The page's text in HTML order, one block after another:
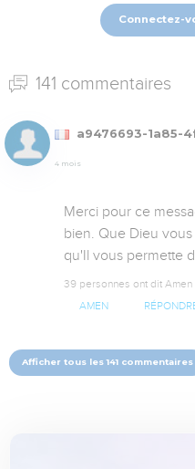
Connectez-
141 commentaires
a9476693-1a85-
4 mois
Merci pour ce
bien. Que Dieu
qu'Il vous permette
39 personnes ont dit Amen
AMEN
Afficher tous les 141 commentaires